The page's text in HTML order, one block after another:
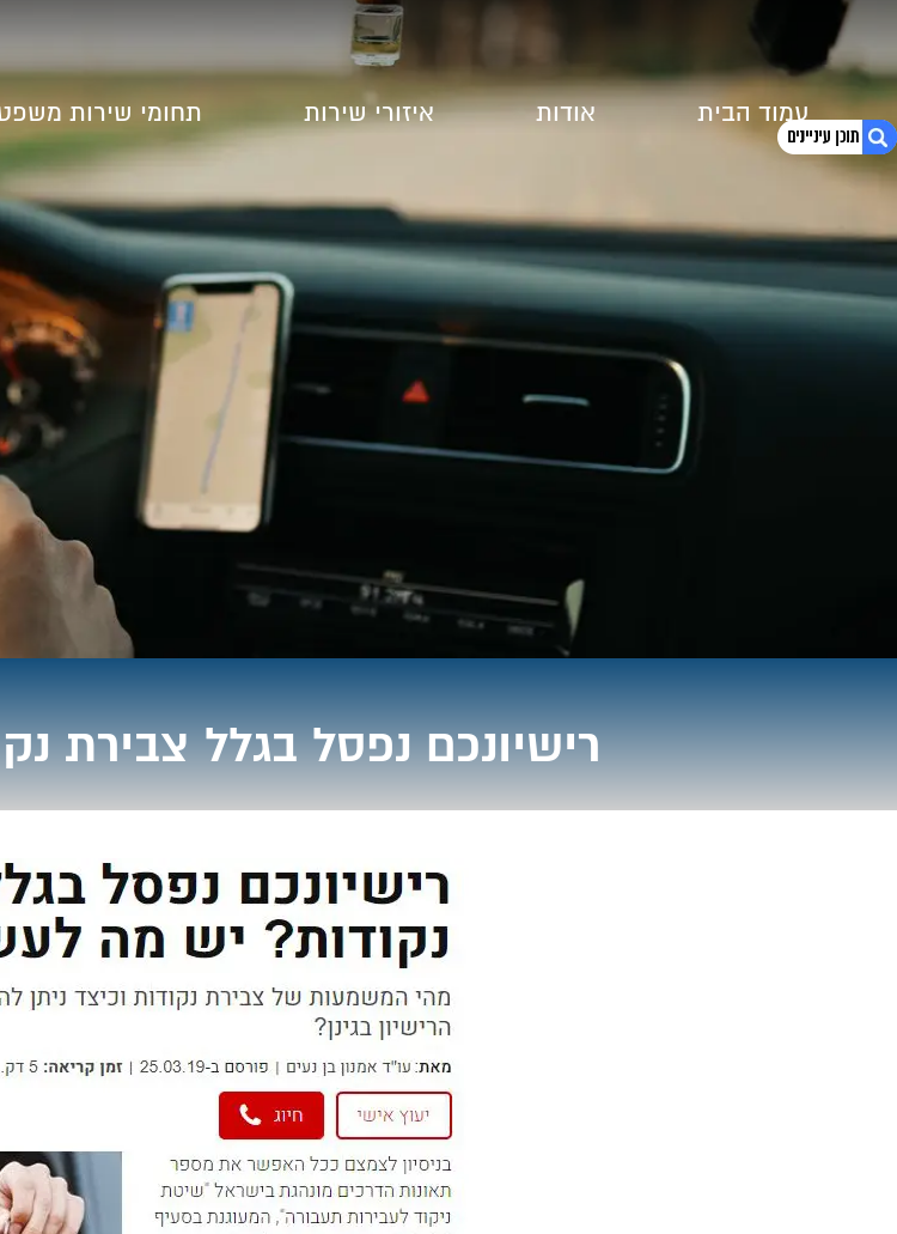
1. רישיונכם נפסל בגלל צבירת נקודות? יש מה
2. לקריאת הכתבה המלאה לחצו כאן
עמוד הבית אודות איזורי שירות תחומי שירות
רישיונכם נפסל בגלל צבירת